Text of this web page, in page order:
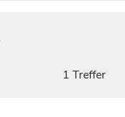
1 Treffer